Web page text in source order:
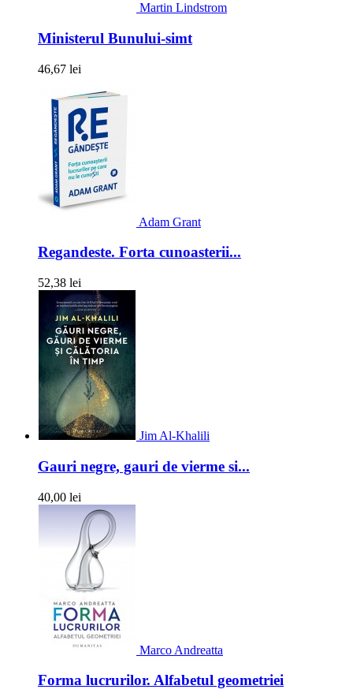
Martin Lindstrom
Ministerul Bunului-simt
46,67 lei
Adam Grant
Regandeste. Forta cunoasterii...
52,38 lei
Jim Al-Khalili
Gauri negre, gauri de vierme si...
40,00 lei
Marco Andreatta
Forma lucrurilor. Alfabetul geometriei